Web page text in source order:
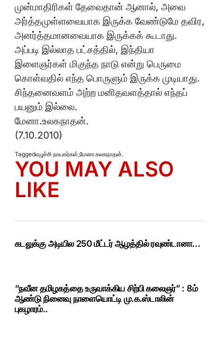
முன்மாதிரிகள் தேவைதான் ஆனால், அவை
அர்த்தமுள்ளவையாக இருக்க வேண்டுமே தவிர,
அனர்த்தமானவையாக இருக்கக் கூடாது.
அப்படி இல்லாத பட்சத்தில், இந்தியா
இளைஞர்கள் மிகுந்த நாடு என்று பெருமை
கொள்வதில் எந்த பொருளும் இருக்க முடியாது.
சிந்தனைவளம் அற்ற மனிதவளத்தால் எந்தப்
பயனும் இல்லை.
மேனா.உலகநாதன்.
(7.10.2010)
Taggedஎழுச்சி நாயகர்கள் மேனா.உலகநாதன்.
YOU MAY ALSO
LIKE
கடலுக்கு அடியில 250 மீட்டர் ஆழத்தில் ரவுண்டானா…
“நவீன தமிழகத்தை உருவாக்கிய சிற்பி கலைஞர்” : 8ம்
ஆண்டு நினைவு நாளையொட்டி மு.க.ஸ்டாலின்
புகழாரம்..